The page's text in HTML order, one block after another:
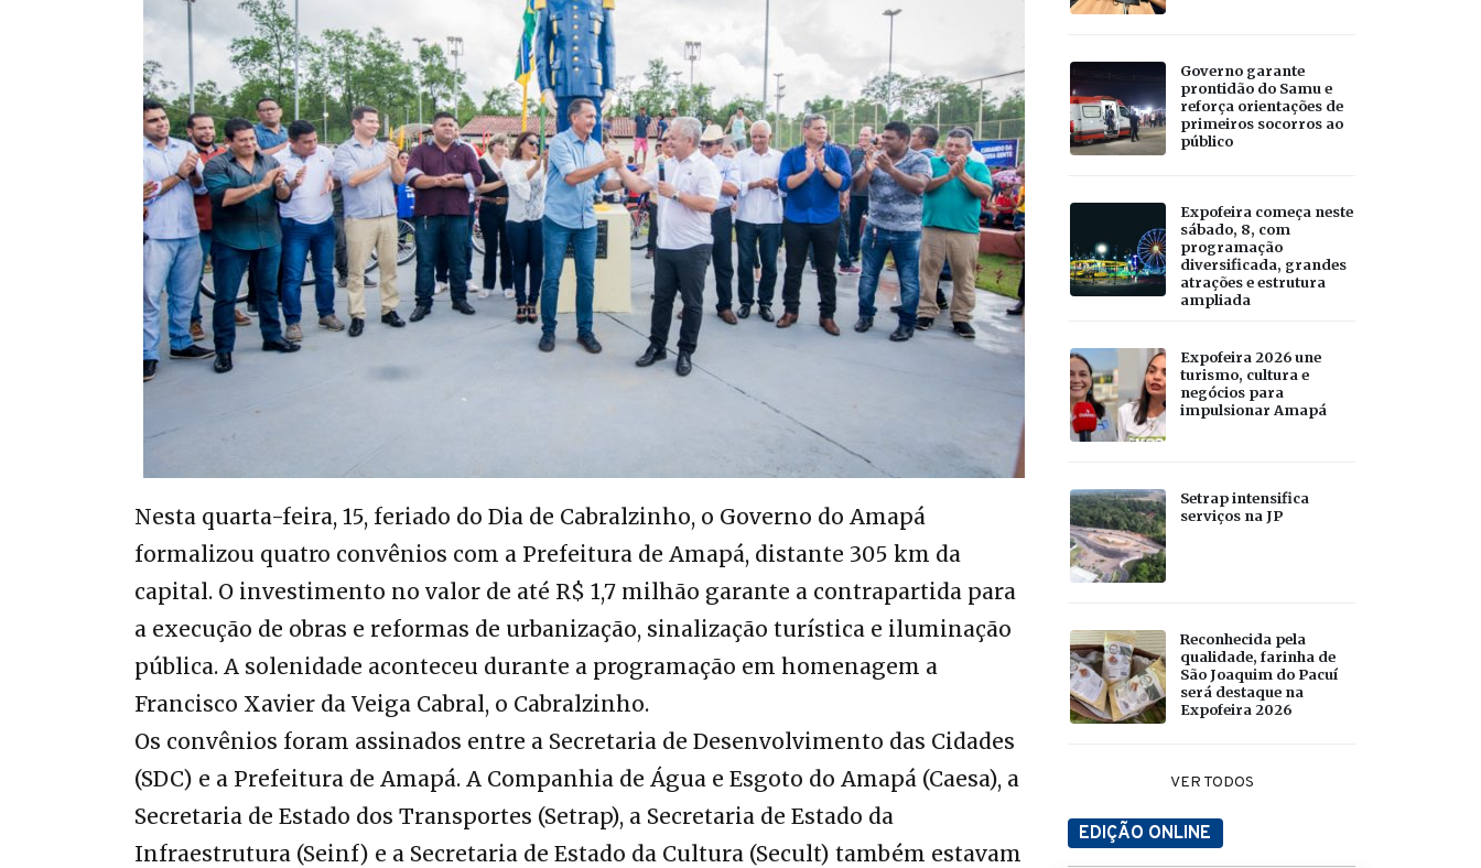
Nesta quarta-feira, 15, feriado do Dia de Cabralzinho, o Governo do Amapá
formalizou quatro convênios com a Prefeitura de Amapá, distante 305 km da
capital. O investimento no valor de até R$ 1,7 milhão garante a contrapartida para
a execução de obras e reformas de urbanização, sinalização turística e iluminação
pública. A solenidade aconteceu durante a programação em homenagem a
Francisco Xavier da Veiga Cabral, o Cabralzinho.
Os convênios foram assinados entre a Secretaria de Desenvolvimento das Cidades
(SDC) e a Prefeitura de Amapá. A Companhia de Água e Esgoto do Amapá (Caesa), a
Secretaria de Estado dos Transportes (Setrap), a Secretaria de Estado da
Infraestrutura (Seinf) e a Secretaria de Estado da Cultura (Secult) também estavam
Governo garante
prontidão do Samu e
reforça orientações de
primeiros socorros ao
público
Expofeira começa neste
sábado, 8, com
programação
diversificada, grandes
atrações e estrutura
ampliada
Expofeira 2026 une
turismo, cultura e
negócios para
impulsionar Amapá
Setrap intensifica
serviços na JP
Reconhecida pela
qualidade, farinha de
São Joaquim do Pacuí
será destaque na
Expofeira 2026
VER TODOS
EDIÇÃO ONLINE